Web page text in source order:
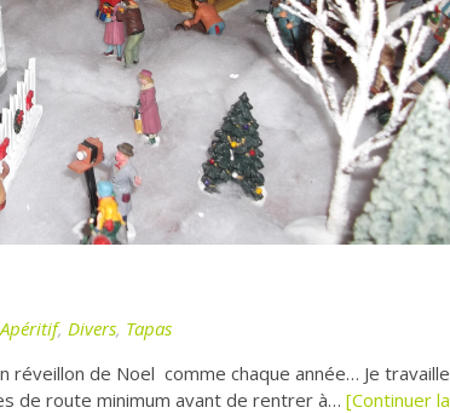
Apéritif, Divers, Tapas
réveillon de Noel comme chaque année… Je travaille
de route minimum avant de rentrer à… [Continuer la